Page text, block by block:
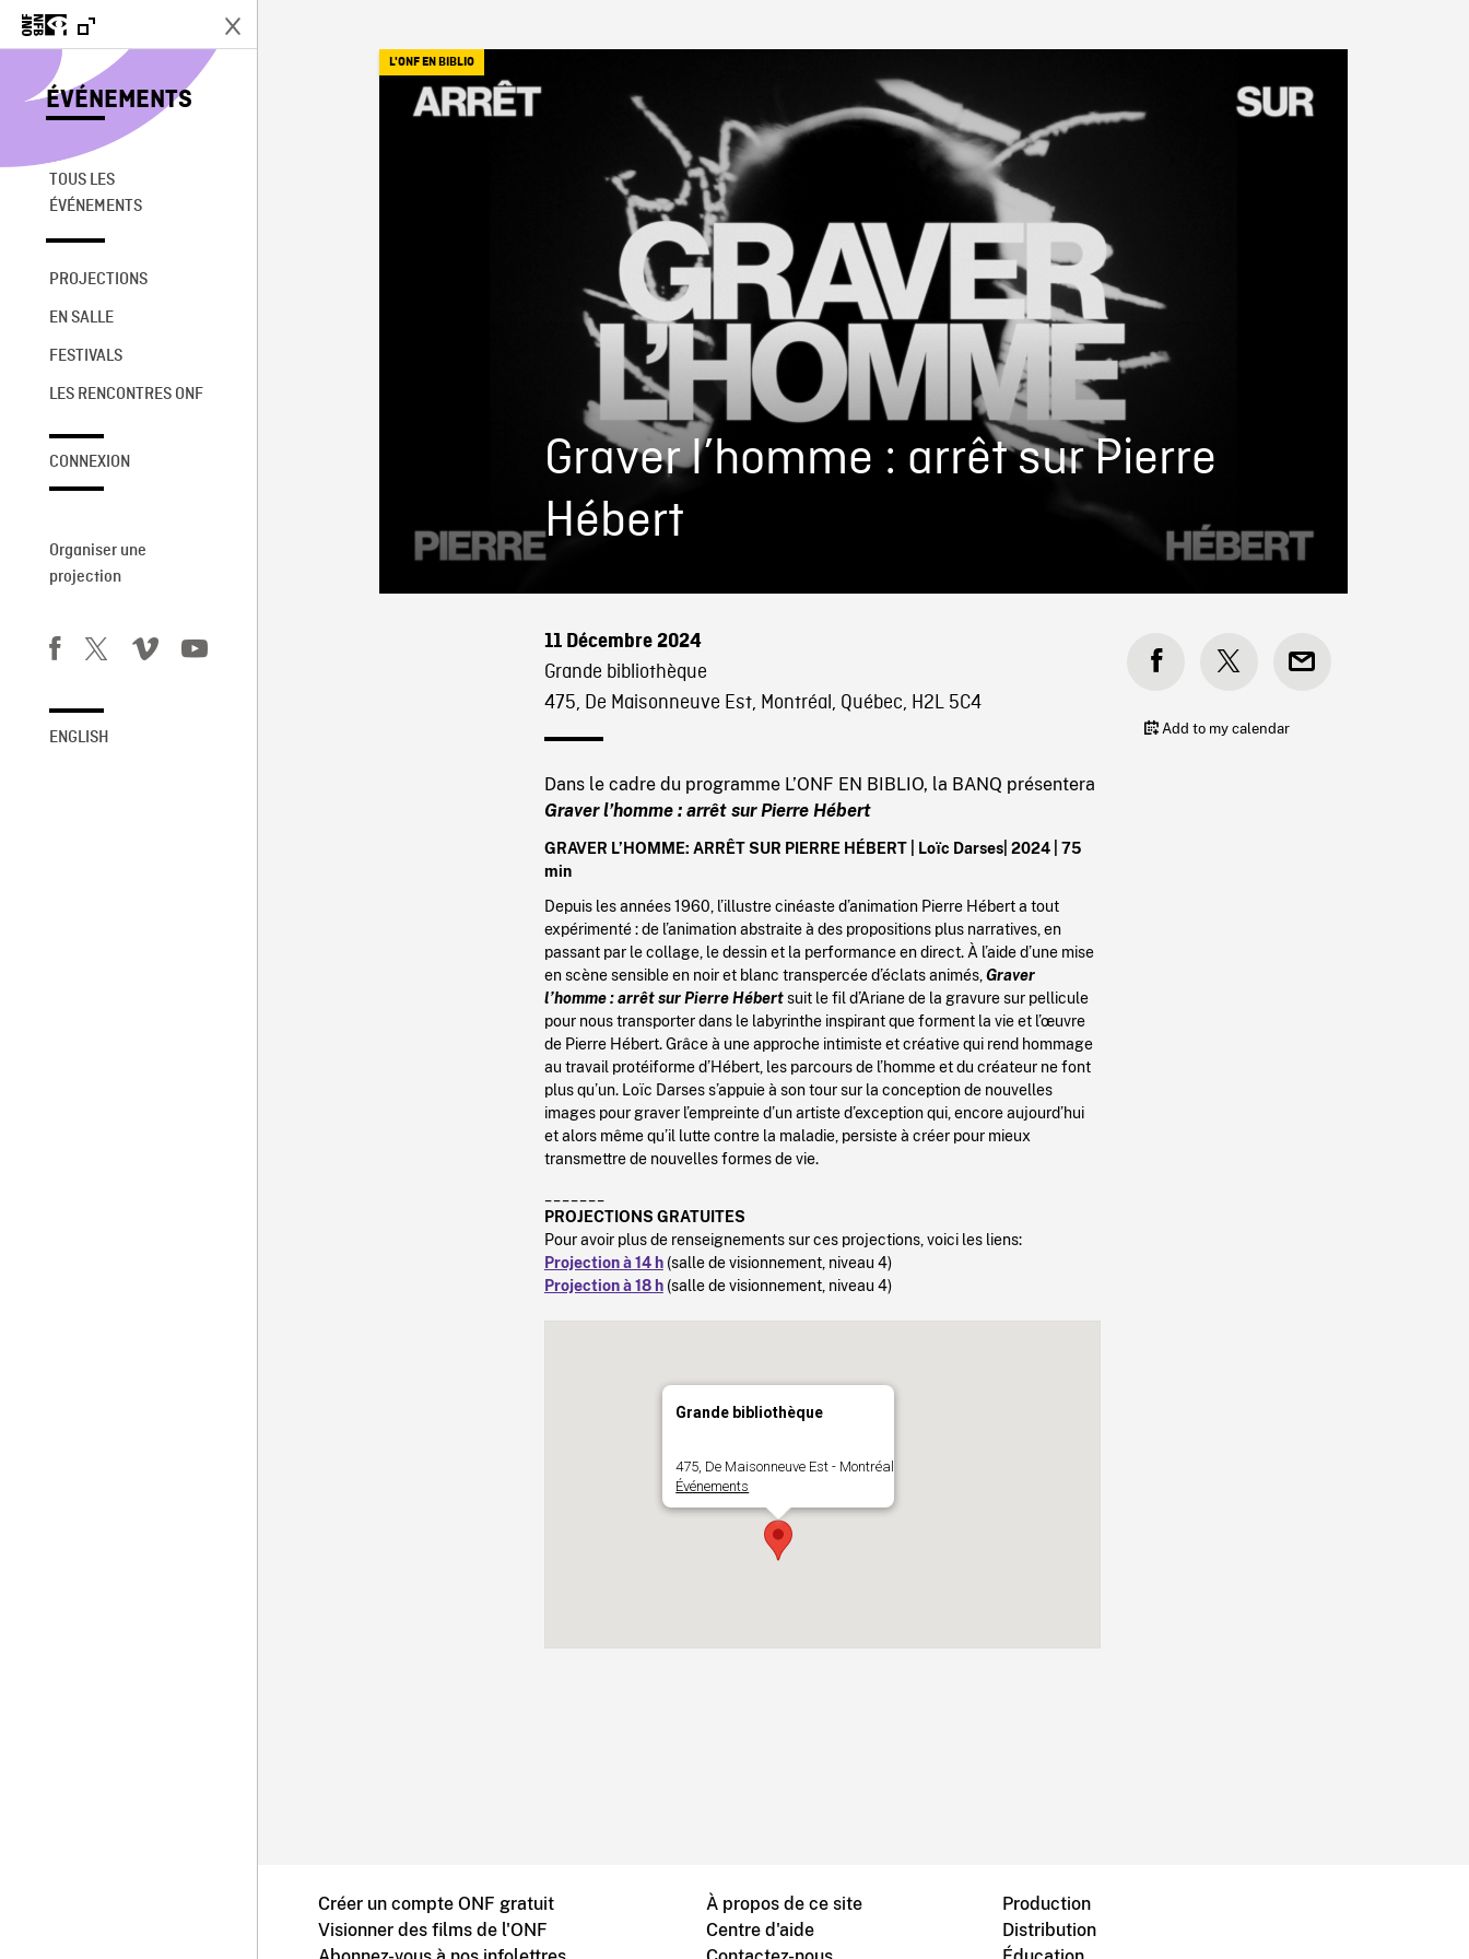
ÉVÉNEMENTS
TOUS LES
ÉVÉNEMENTS
PROJECTIONS
EN SALLE
FESTIVALS
LES RENCONTRES ONF
CONNEXION
Organiser une
projection
ENGLISH
Graver l’homme : arrêt sur Pierre
Hébert
L'ONF EN BIBLIO
11 Décembre 2024
Grande bibliothèque
475, De Maisonneuve Est, Montréal, Québec, H2L 5C4
Dans le cadre du programme L’ONF EN BIBLIO, la BANQ présentera
Graver l’homme : arrêt sur Pierre Hébert
GRAVER L’HOMME: ARRÊT SUR PIERRE HÉBERT | Loïc Darses| 2024 | 75
min
Depuis les années 1960, l’illustre cinéaste d’animation Pierre Hébert a tout
expérimenté : de l’animation abstraite à des propositions plus narratives, en
passant par le collage, le dessin et la performance en direct. À l’aide d’une mise
en scène sensible en noir et blanc transpercée d’éclats animés, Graver
l’homme : arrêt sur Pierre Hébertsuit le fil d’Ariane de la gravure sur pellicule
pour nous transporter dans le labyrinthe inspirant que forment la vie et l’œuvre
de Pierre Hébert. Grâce à une approche intimiste et créative qui rend hommage
au travail protéiforme d’Hébert, les parcours de l’homme et du créateur ne font
plus qu’un. Loïc Darses s’appuie à son tour sur la conception de nouvelles
images pour graver l’empreinte d’un artiste d’exception qui, encore aujourd’hui
et alors même qu’il lutte contre la maladie, persiste à créer pour mieux
transmettre de nouvelles formes de vie.
PROJECTIONS GRATUITES
Pour avoir plus de renseignements sur ces projections, voici les liens:
Projection à 14 h(salle de visionnement, niveau 4)
Projection à 18 h(salle de visionnement, niveau 4)
Grande bibliothèque
475, De Maisonneuve Est - Montréal
Événements
Add to my calendar
Créer un compte ONF gratuit
Visionner des films de l'ONF
À propos de ce site
Centre d'aide
Production
Distribution